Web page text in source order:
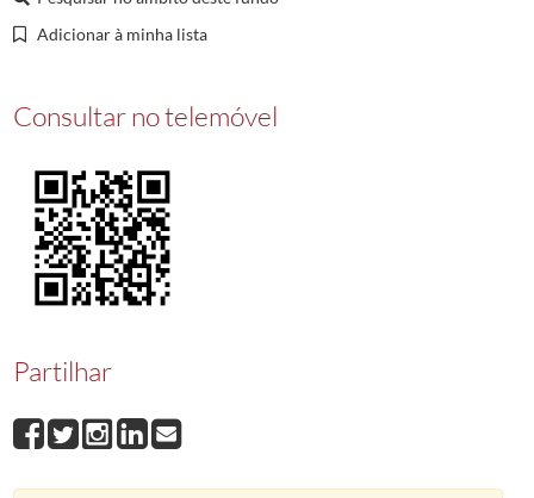
00002 Chaminés 1995/1995
00003Em busca do futuro
Adicionar à minha lista
Consultar no telemóvel
Partilhar